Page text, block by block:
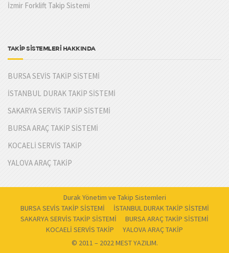
İzmir Forklift Takip Sistemi
TAKİP SİSTEMLERİ HAKKINDA
BURSA SEVİS TAKİP SİSTEMİ
İSTANBUL DURAK TAKİP SİSTEMİ
SAKARYA SERVİS TAKİP SİSTEMİ
BURSA ARAÇ TAKİP SİSTEMİ
KOCAELİ SERVİS TAKİP
YALOVA ARAÇ TAKİP
Durak Yönetim ve Takip Sistemleri
BURSA SEVİS TAKİP SİSTEMİ
İSTANBUL DURAK TAKİP SİSTEMİ
SAKARYA SERVİS TAKİP SİSTEMİ
BURSA ARAÇ TAKİP SİSTEMİ
KOCAELİ SERVİS TAKİP
YALOVA ARAÇ TAKİP
© 2011 – 2022 MEST YAZILIM.